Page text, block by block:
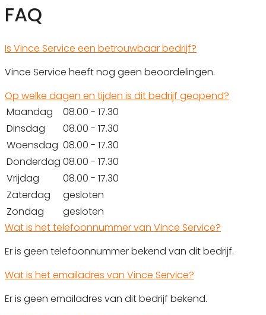
FAQ
Is Vince Service een betrouwbaar bedrijf?
Vince Service heeft nog geen beoordelingen.
Op welke dagen en tijden is dit bedrijf geopend?
Maandag
08.00 - 17.30
Dinsdag
08.00 - 17.30
Woensdag 08.00 - 17.30
Donderdag 08.00 - 17.30
Vrijdag
08.00 - 17.30
Zaterdag
gesloten
Zondag
gesloten
Wat is het telefoonnummer van Vince Service?
Er is geen telefoonnummer bekend van dit bedrijf.
Wat is het emailadres van Vince Service?
Er is geen emailadres van dit bedrijf bekend.